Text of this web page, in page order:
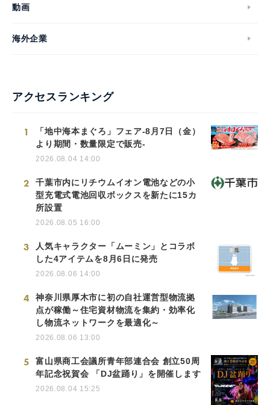
動画
海外企業
アクセスランキング
1
「地中海本まぐろ」フェア-8月7日（金）
より期間・数量限定で販売-
2026.08.04 14:00
2
千葉市内にリチウムイオン電池などの小
型充電式電池回収ボックスを新たに15カ
所設置
2026.08.05 16:00
3
人気キャラクター「ムーミン」とコラボ
した4アイテムを8月6日に発売
2026.08.06 14:00
4
神奈川県厚木市に初の自社運営型物流拠
点が稼働～住宅資材物流を集約・効率化
し物流ネットワークを最適化～
2026.08.06 13:00
5
富山県商工会議所青年部連合会 創立50周
年記念祝賀会 「DJ盆踊り」を開催します
2026.08.04 15:25